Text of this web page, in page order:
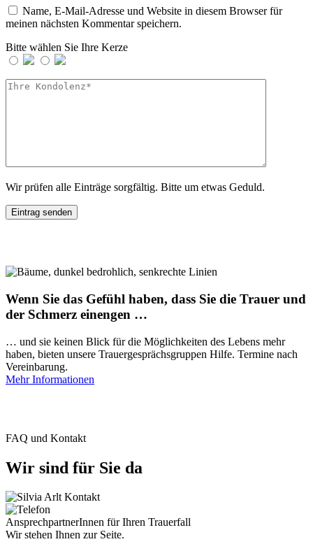
Name, E-Mail-Adresse und Website in diesem Browser für
meinen nächsten Kommentar speichern.
Bitte wählen Sie Ihre Kerze
Wir prüfen alle Einträge sorgfältig. Bitte um etwas Geduld.
Wenn Sie das Gefühl haben, dass Sie die Trauer und
der Schmerz einengen …
… und sie keinen Blick für die Möglichkeiten des Lebens mehr
haben, bieten unsere Trauergesprächsgruppen Hilfe. Termine nach
Vereinbarung.
Mehr Informationen
FAQ und Kontakt
Wir sind für Sie da
AnsprechpartnerInnen für Ihren Trauerfall
Wir stehen Ihnen zur Seite.